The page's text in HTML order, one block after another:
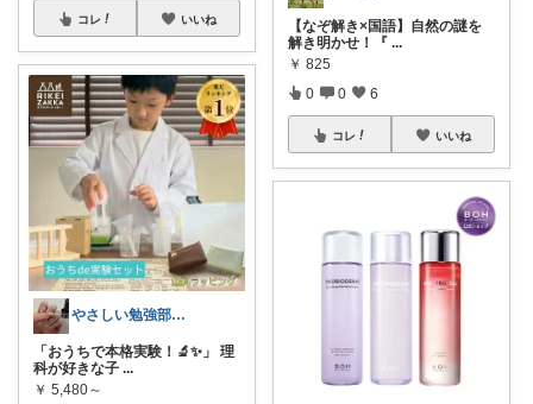
コレ いいね
やさしい勉強部屋|セルフネイルROOM
「おうちで本格実験！🔬✨」 理
科が好きな子 ...
￥ 5,480～
【なぞ解き×国語】自然の謎を
解き明かせ！『 ...
￥ 825
0 0 6
コレ いいね